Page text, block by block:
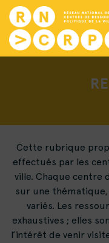
Cette rubrique
effectués par les
ville. Chaque centre
sur une
variés. Les
exhaustives ; elles
l’intérêt de venir